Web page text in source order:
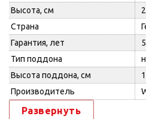
Высота, см
Страна
Гарантия, лет
Тип поддона
Высота поддона, см
Производитель
Развернуть